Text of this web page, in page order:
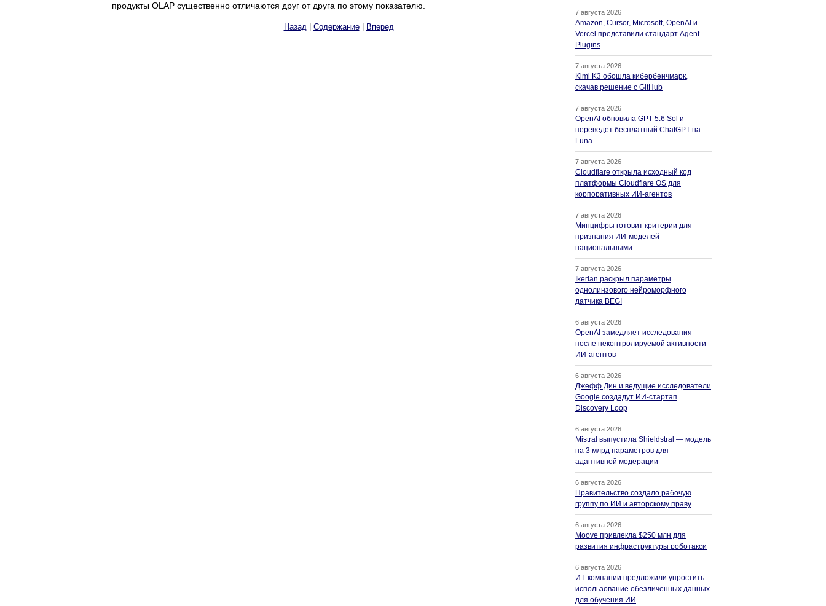
продукты OLAP существенно отличаются друг от друга по этому показателю.
Назад| Содержание| Вперед
7 августа 2026
Amazon, Cursor, Microsoft, OpenAI и
Vercel представили стандарт Agent
Plugins
7 августа 2026
Kimi K3 обошла кибербенчмарк,
скачав решение с GitHub
7 августа 2026
OpenAI обновила GPT-5.6 Sol и
переведет бесплатный ChatGPT на
Luna
7 августа 2026
Cloudflare открыла исходный код
платформы Cloudflare OS для
корпоративных ИИ-агентов
7 августа 2026
Минцифры готовит критерии для
признания ИИ-моделей
национальными
7 августа 2026
Ikerlan раскрыл параметры
однолинзового нейроморфного
датчика BEGI
6 августа 2026
OpenAI замедляет исследования
после неконтролируемой активности
ИИ-агентов
6 августа 2026
Джефф Дин и ведущие исследователи
Google создадут ИИ-стартап
Discovery Loop
6 августа 2026
Mistral выпустила Shieldstral — модель
на 3 млрд параметров для
адаптивной модерации
6 августа 2026
Правительство создало рабочую
группу по ИИ и авторскому праву
6 августа 2026
Moove привлекла $250 млн для
развития инфраструктуры роботакси
6 августа 2026
ИТ-компании предложили упростить
использование обезличенных данных
для обучения ИИ